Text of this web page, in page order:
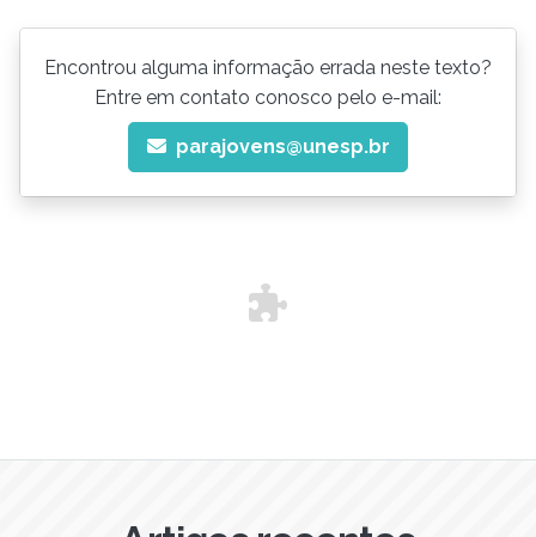
Encontrou alguma informação errada neste texto?
Entre em contato conosco pelo e-mail:
parajovens@unesp.br